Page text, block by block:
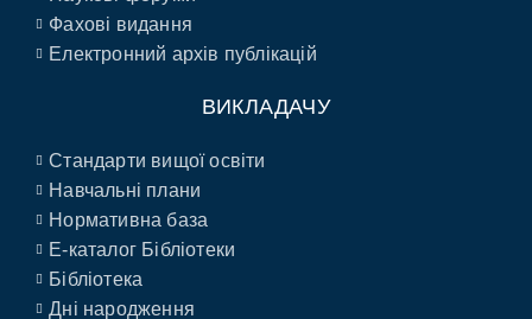
Фахові видання
Електронний архів публікацій
ВИКЛАДАЧУ
Стандарти вищої освіти
Навчальні плани
Нормативна база
E-каталог Бібліотеки
Бібліотека
Дні народження